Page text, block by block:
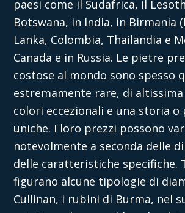
paesi come il Sudafrica, il
Botswana, in India, in Birmania
Lanka, Colombia, Thailandia e
Canada e in Russia. Le pietre
costose al mondo sono spesso
estremamente rare, di
colori eccezionali e una storia o
uniche. I loro prezzi possono
notevolmente a seconda delle
delle caratteristiche specifiche.
figurano alcune tipologie di
Cullinan, i rubini di Burma, nel